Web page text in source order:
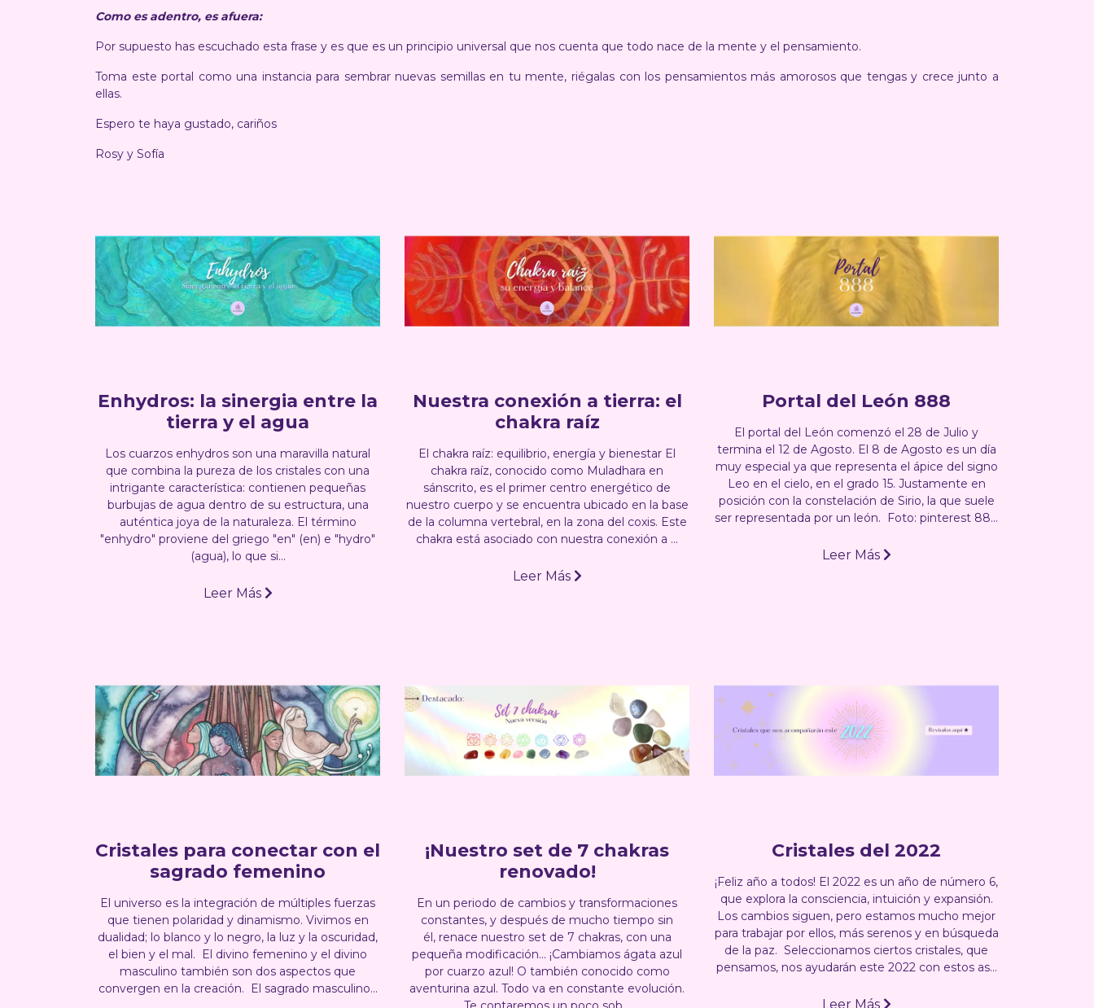
Como es adentro, es afuera:
Por supuesto has escuchado esta frase y es que es un principio universal que nos cuenta que todo nace de la mente y el pensamiento.
Toma este portal como una instancia para sembrar nuevas semillas en tu mente, riégalas con los pensamientos más amorosos que tengas y crece junto a
ellas.
Espero te haya gustado, cariños
Rosy y Sofía
Enhydros: la sinergia entre la
tierra y el agua
Los cuarzos enhydros son una maravilla natural
que combina la pureza de los cristales con una
intrigante característica: contienen pequeñas
burbujas de agua dentro de su estructura, una
auténtica joya de la naturaleza. El término
"enhydro" proviene del griego "en" (en) e "hydro"
(agua), lo que si...
Leer Más
Nuestra conexión a tierra: el
chakra raíz
El chakra raíz: equilibrio, energía y bienestar El
chakra raíz, conocido como Muladhara en
sánscrito, es el primer centro energético de
nuestro cuerpo y se encuentra ubicado en la base
de la columna vertebral, en la zona del coxis. Este
chakra está asociado con nuestra conexión a ...
Leer Más
Portal del León 888
El portal del León comenzó el 28 de Julio y
termina el 12 de Agosto. El 8 de Agosto es un día
muy especial ya que representa el ápice del signo
Leo en el cielo, en el grado 15. Justamente en
posición con la constelación de Sirio, la que suele
ser representada por un león. Foto: pinterest 88...
Leer Más
Cristales para conectar con el
sagrado femenino
El universo es la integración de múltiples fuerzas
que tienen polaridad y dinamismo. Vivimos en
dualidad; lo blanco y lo negro, la luz y la oscuridad,
el bien y el mal. El divino femenino y el divino
masculino también son dos aspectos que
convergen en la creación. El sagrado masculino...
¡Nuestro set de 7 chakras
renovado!
En un periodo de cambios y transformaciones
constantes, y después de mucho tiempo sin
él, renace nuestro set de 7 chakras, con una
pequeña modificación... ¡Cambiamos ágata azul
por cuarzo azul! O también conocido como
aventurina azul. Todo va en constante evolución.
Cristales del 2022
¡Feliz año a todos! El 2022 es un año de número 6,
que explora la consciencia, intuición y expansión.
Los cambios siguen, pero estamos mucho mejor
para trabajar por ellos, más serenos y en búsqueda
de la paz. Seleccionamos ciertos cristales, que
pensamos, nos ayudarán este 2022 con estos as...
Leer Más